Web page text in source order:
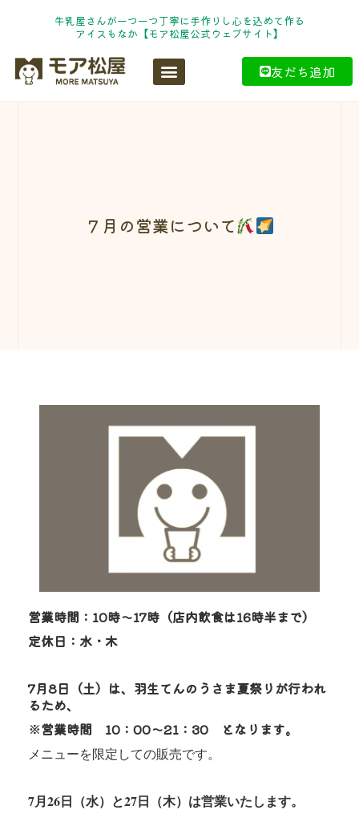
牛乳屋さんが一つ一つ丁寧に手作りし心を込めて作る
アイスもなか【モア松屋公式ウェブサイト】
友だち追加
７月の営業について
営業時間：10時～17時（店内飲食は16時半まで）
定休日：水・木
7月8日（土）は、羽生てんのうさま夏祭りが行われ
るため、
※営業時間 10：00～21：30 となります。
メニューを限定しての販売です。
7月26日（水）と27日（木）は営業いたします。